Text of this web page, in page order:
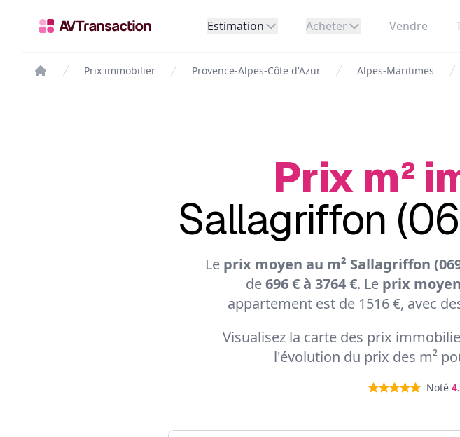
Estimation Acheter Vendre
Prix immobilier Provence-Alpes-Côte d'Azur Alpes-Maritimes
Prix m²
Sallagriffon
Le prix moyen au m² Sallagriffon
de696 € à 3764 €. Le prix
appartement est de 1516 €, avec
Visualisez la carte des prix
l'évolution du prix des m²
Noté